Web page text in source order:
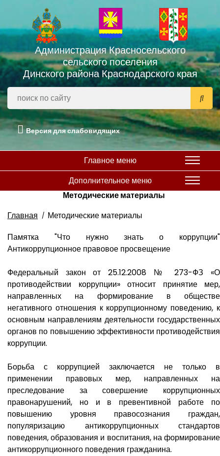
Администрация Красносельского
сельского поселения
Динского района Краснодарского края
Версия для слабовидящих
Главное меню
Дополнительное меню
Методические материалы
Главная
Методические материалы
Памятка "Что нужно знать о коррупции"
Антикоррупционное правовое просвещение
Федеральный закон от 25.12.2008 № 273-ФЗ «О
противодействии коррупции» относит принятие мер,
направленных на формирование в обществе
негативного отношения к коррупционному поведению, к
основным направлениям деятельности государственных
органов по повышению эффективности противодействия
коррупции.
Борьба с коррупцией заключается не только в
применении правовых мер, направленных на
преследование за совершение коррупционных
правонарушений, но и в превентивной работе по
повышению уровня правосознания граждан,
популяризацию антикоррупционных стандартов
поведения, образования и воспитания, на формирование
антикоррупционного поведения гражданина.